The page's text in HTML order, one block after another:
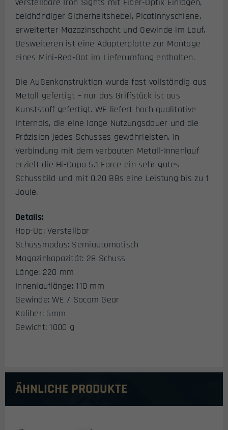
beidhändiger Sicherheitshebel, Picatinnyschiene,
erweiterter Mazazinschacht und Gewinde im Lauf.
Desweiteren ist eine Adapterplatte zur Montage
eines Mini-Red-Dot im Lieferumfang enthalten.
Die Außenkonstruktion wurde fast vollständig aus
Metall gefertigt – nur das Griffstück ist aus
Kunststoff gefertigt. WE liefert hoch qualitative
Internals, die eine lange Nutzungsdauer und die
Präzision jedes Schusses gewährleisten. In
Verbindung mit dem verbauten Metall-Innenlauf
erzielt die Hi-Capa 5.1 Force ein sehr gutes
Schussbild und mit 0.20 BBs eine Leistung bis zu 1
Joule.
Details:
Hop-Up: Verstellbar
Schussmodus: Semiautomatisch
Magazinkapazität: 28 Schuss
Länge: 220 mm
Innenlauflänge: 110 mm
Gewinde: WE / Socom Gear
Kaliber: 6mm
Gewicht: 1000 g
ÄHNLICHE PRODUKTE